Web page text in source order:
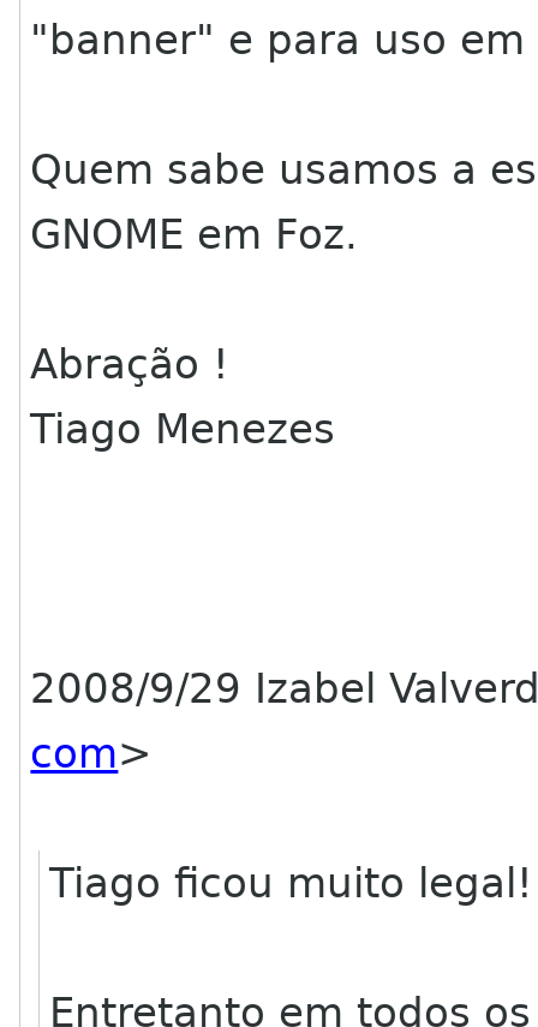
"banner" e para uso em
Quem sabe usamos a
GNOME em Foz.
Abração !
Tiago Menezes
2008/9/29 Izabel
com>
Tiago ficou muito
Entretanto em todos